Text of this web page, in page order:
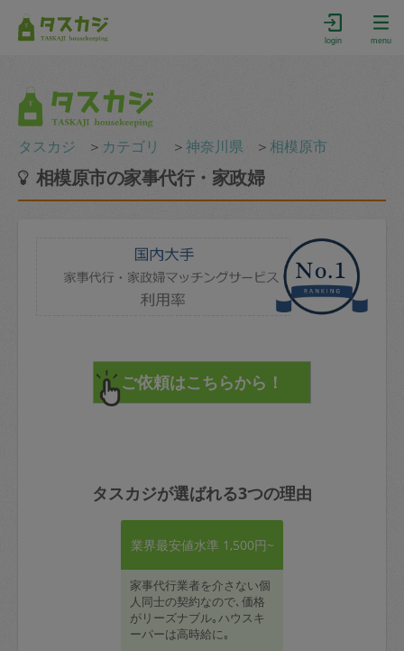
login menu
タスカジ ＞ カテゴリ ＞神奈川県 ＞相模原市
相模原市の家事代行・家政婦
タスカジが選ばれる3つの理由
業界最安値水準 1,500円~
家事代行業者を介さない個
人同士の契約なので､価格
がリーズナブル｡ハウスキ
ーパーは高時給に｡